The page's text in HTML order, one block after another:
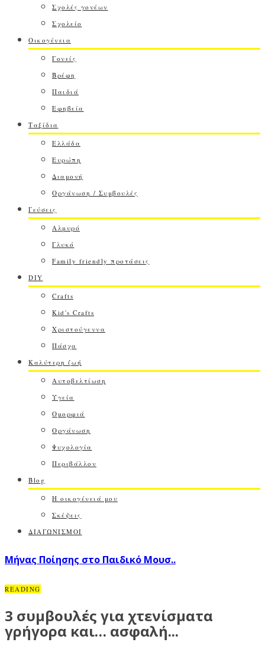
Σχολές γονέων
Σχολείο
Οικογένεια
Γονείς
Βρέφη
Παιδιά
Εφηβεία
Ταξίδια
Ελλάδα
Ευρώπη
Διαμονή
Οργάνωση / Συμβουλές
Γεύσεις
Αλμυρό
Γλυκό
Family friendly προτάσεις
DIY
Crafts
Kid's Crafts
Χριστούγεννα
Πάσχα
Καλύτερη ζωή
Αυτοβελτίωση
Υγεία
Ομορφιά
Οργάνωση
Ψυχολογία
Περιβάλλον
Blog
Η οικογένειά μου
Σκέψεις
ΔΙΑΓΩΝΙΣΜΟΙ
Μήνας Ποίησης στο Παιδικό Μουσ..
READING
3 συμβουλές για χτενίσματα
γρήγορα και… ασφαλή...